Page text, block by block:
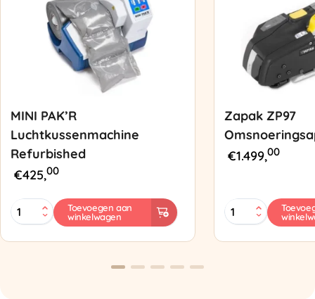
MINI PAK’R
Luchtkussenmachine
Refurbished
€425,00
MINI
PAK'R
Refurbished
Toevoegen aan
winkelwagen
Zapak ZP97
€1.499,00
Zapak
ZP97
aantal